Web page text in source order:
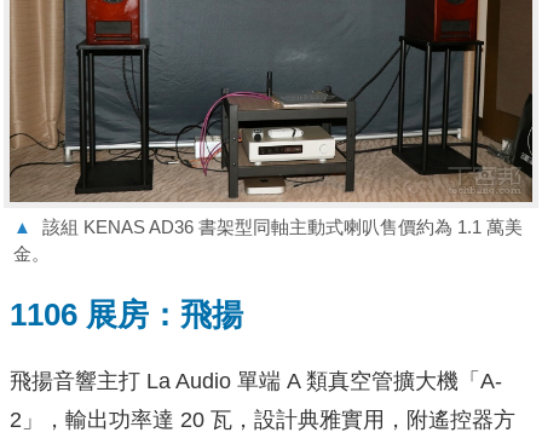
▲
該組 KENAS AD36 書架型同軸主動式喇叭售價約為 1.1 萬美
金。
1106 展房：飛揚
飛揚音響主打 La Audio 單端 A 類真空管擴大機「A-
2」，輸出功率達 20 瓦，設計典雅實用，附遙控器方